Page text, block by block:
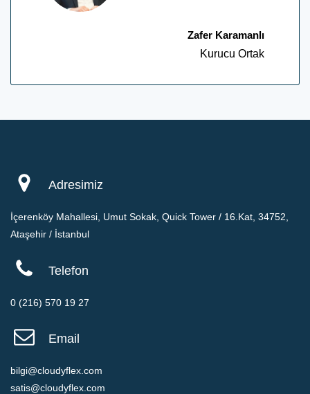
Zafer Karamanlı
Kurucu Ortak
Adresimiz
İçerenköy Mahallesi, Umut Sokak, Quick Tower / 16.Kat, 34752,
Ataşehir / İstanbul
Telefon
0 (216) 570 19 27
Email
bilgi@cloudyflex.com
satis@cloudyflex.com